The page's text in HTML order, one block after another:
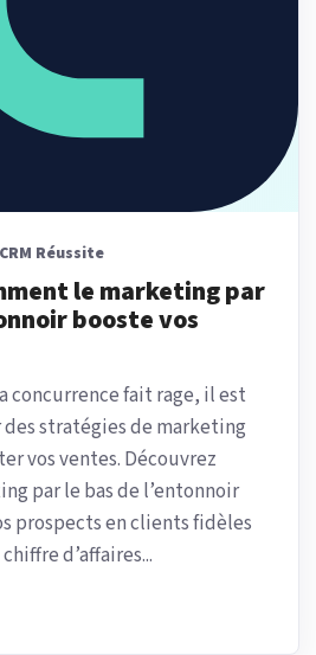
Réussite
le marketing par
booste vos
concurrence fait rage, il est
stratégies de marketing
vos ventes. Découvrez
par le bas de l’entonnoir
prospects en clients fidèles
d’affaires...